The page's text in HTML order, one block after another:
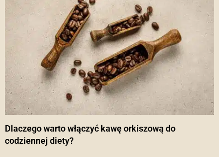
Dlaczego warto włączyć kawę orkiszową do
codziennej diety?